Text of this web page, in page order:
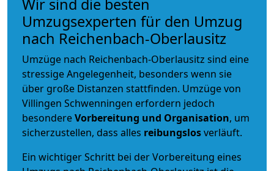
Wir sind die besten
Umzugsexperten für den Umzug
nach Reichenbach-Oberlausitz
Umzüge nach Reichenbach-Oberlausitz sind eine
stressige Angelegenheit, besonders wenn sie
über große Distanzen stattfinden. Umzüge von
Villingen Schwenningen erfordern jedoch
besondereVorbereitung und Organisation, um
sicherzustellen, dass alles reibungslosverläuft.
Ein wichtiger Schritt bei der Vorbereitung eines